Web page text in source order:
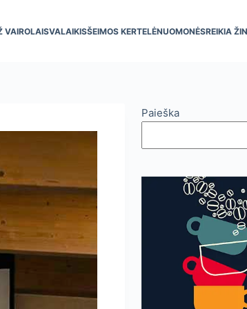
VAIROLAISVALAIKISŠEIMOS KERTELĖNUOMONĖSREIKIA
Paieška